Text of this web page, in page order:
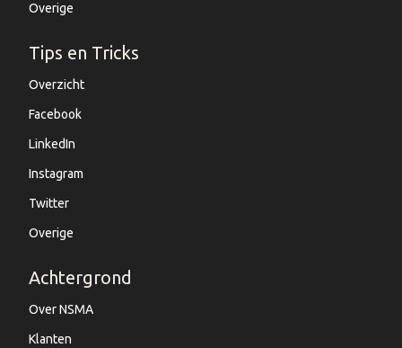
Overige
Tips en Tricks
Overzicht
Facebook
LinkedIn
Instagram
Twitter
Overige
Achtergrond
Over NSMA
Klanten